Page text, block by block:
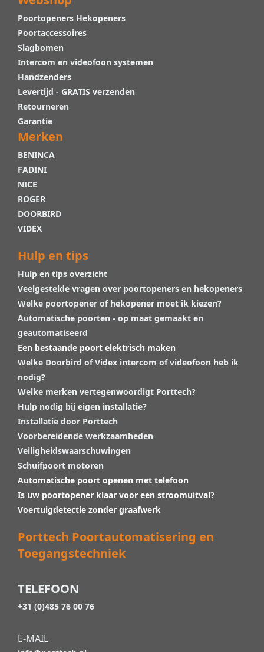
Poortopeners Hekopeners
Poortaccessoires
Slagbomen
Intercom en videofoon systemen
Handzenders
Levertijd - GRATIS verzenden
Retourneren
Garantie
Merken
BENINCA
FADINI
NICE
ROGER
DOORBIRD
VIDEX
Hulp en tips
Hulp en tips overzicht
Veelgestelde vragen over poortopeners en hekopeners
Welke poortopener of hekopener moet ik kiezen?
Automatische poorten - op maat gemaakt en
geautomatiseerd
Een bestaande poort elektrisch maken
Welke Doorbird of Videx intercom of videofoon heb ik
nodig?
Welke merken vertegenwoordigt Porttech?
Hulp nodig bij eigen installatie?
Installatie door Porttech
Voorbereidende werkzaamheden
Veiligheidswaarschuwingen
Schuifpoort motoren
Automatische poort openen met telefoon
Is uw poortopener klaar voor een stroomuitval?
Voertuigdetectie zonder graafwerk
Porttech Poortautomatisering en
Toegangstechniek
TELEFOON
+31 (0)485 76 00 76
E-MAIL